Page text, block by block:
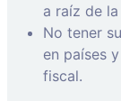
a raíz de
No tener
en países
fiscal.